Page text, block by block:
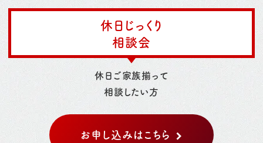
休日じっくり
相談会
休日ご家族揃って
相談したい方
お申し込みはこちら